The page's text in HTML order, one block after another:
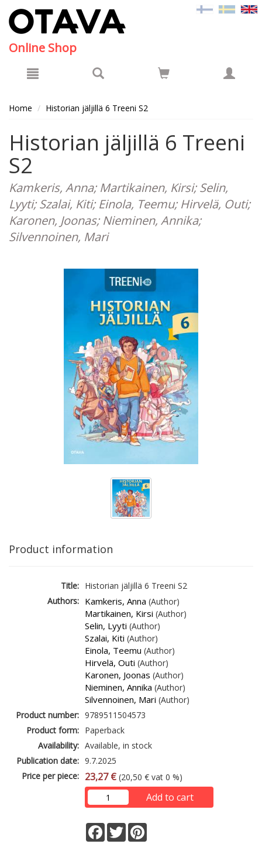
Online Shop
Home Historian jäljillä 6 Treeni S2
Historian jäljillä 6 Treeni
S2
Kamkeris, Anna; Martikainen, Kirsi; Selin,
Lyyti; Szalai, Kiti; Einola, Teemu; Hirvelä, Outi;
Karonen, Joonas; Nieminen, Annika;
Silvennoinen, Mari
Product information
Title: Historian jäljillä 6 Treeni S2
Authors: Kamkeris, Anna (Author)
Martikainen, Kirsi (Author)
Selin, Lyyti (Author)
Szalai, Kiti (Author)
Einola, Teemu (Author)
Hirvelä, Outi (Author)
Karonen, Joonas (Author)
Nieminen, Annika (Author)
Silvennoinen, Mari (Author)
Product number: 9789511504573
Product form: Paperback
Availability: Available, in stock
Publication date: 9.7.2025
Price per piece: 23,27 € (20,50 € vat 0 %)
Add to cart
Facebook
Twitter